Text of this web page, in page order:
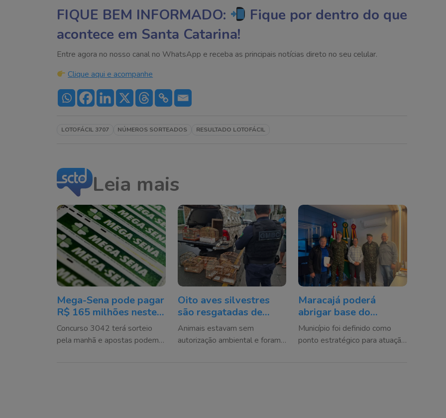
FIQUE BEM INFORMADO:
Fique por dentro do que
acontece em Santa Catarina!
Entre agora no nosso canal no WhatsApp e receba as principais notícias direto no seu celular.
Clique aqui e acompanhe
LOTOFÁCIL 3707 NÚMEROS SORTEADOS RESULTADO LOTOFÁCIL
Leia mais
Mega-Sena pode pagar
R$ 165 milhões neste
domingo; veja como
apostar
Concurso 3042 terá sorteio
pela manhã e apostas podem
Oito aves silvestres
são resgatadas de
cativeiro em Balneário
Camboriú
Animais estavam sem
autorização ambiental e foram
Maracajá poderá
abrigar base do
Exército em casos de
desastres climáticos
Município foi definido como
ponto estratégico para atuação